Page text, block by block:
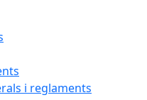
i reglaments